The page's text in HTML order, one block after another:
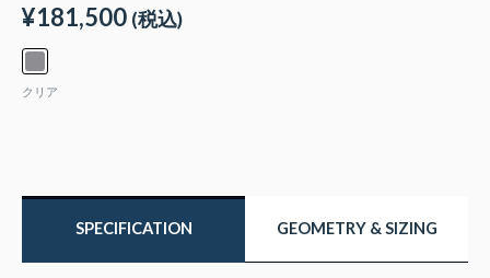
¥181,500 (税込)
クリア
SPECIFICATION GEOMETRY & SIZING